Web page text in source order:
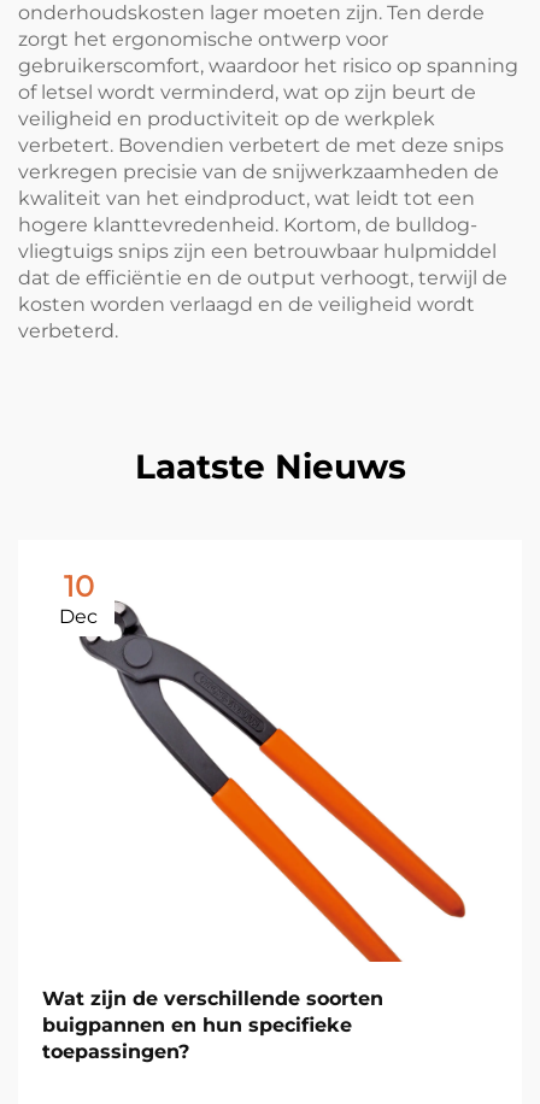
onderhoudskosten lager moeten zijn. Ten derde
zorgt het ergonomische ontwerp voor
gebruikerscomfort, waardoor het risico op spanning
of letsel wordt verminderd, wat op zijn beurt de
veiligheid en productiviteit op de werkplek
verbetert. Bovendien verbetert de met deze snips
verkregen precisie van de snijwerkzaamheden de
kwaliteit van het eindproduct, wat leidt tot een
hogere klanttevredenheid. Kortom, de bulldog-
vliegtuigs snips zijn een betrouwbaar hulpmiddel
dat de efficiëntie en de output verhoogt, terwijl de
kosten worden verlaagd en de veiligheid wordt
verbeterd.
Laatste Nieuws
10
Dec
Wat zijn de verschillende soorten
buigpannen en hun specifieke
toepassingen?